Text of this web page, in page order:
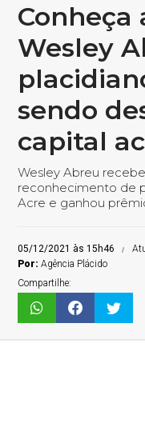
Conheça
Wesley
sendo
capital
Wesley Abreu
reconhecimento de
Acre e ganhou
05/12/2021 às 15h46
Por: Agência Plácido
Compartilhe: